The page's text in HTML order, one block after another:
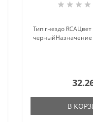
Тип гнездо RCAЦвет
черныйНазначение
В